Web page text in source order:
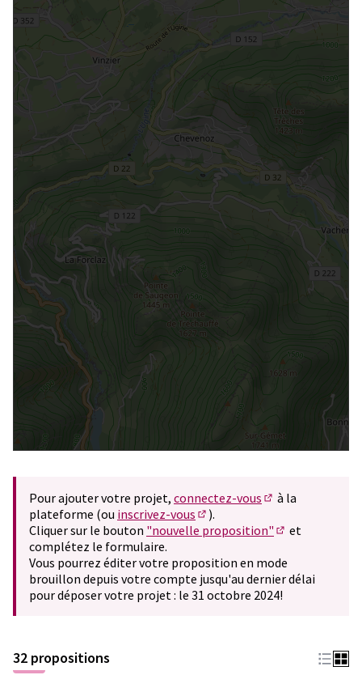
Pour ajouter votre projet, connectez-vous
à la
plateforme (ou inscrivez-vous
(S'ouvre dans un nouvel
).
Cliquer sur le bouton "nouvelle proposition"
et
complétez le formulaire.
Vous pourrez éditer votre proposition en mode
brouillon depuis votre compte jusqu'au dernier délai
pour déposer votre projet : le 31 octobre 2024!
32 propositions